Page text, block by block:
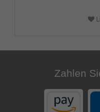
Zahlen